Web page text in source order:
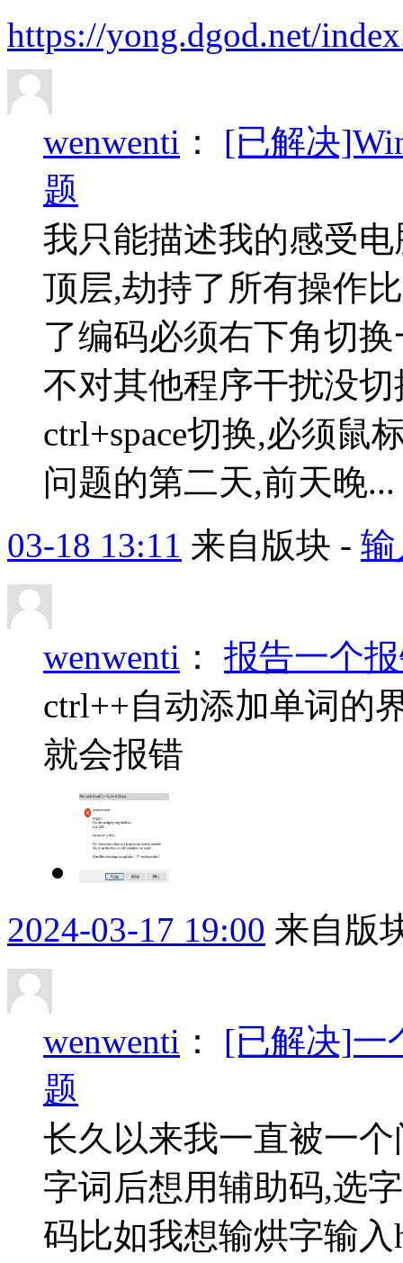
https://yong.dgod.net/
wenwenti ： [已解决
题
我只能描述我的感受
顶层,劫持了所有操作
了编码必须右下角切
不对其他程序干扰没
ctrl+space切换,必须鼠
问题的第二天,前天晚...
03-18 13:11 来自版块 -
wenwenti ： 报告一个
ctrl++自动添加单词的
就会报错
2024-03-17 19:00 来自版
wenwenti ： [已解决]一
题
长久以来我一直被一
字词后想用辅助码,选
码比如我想输烘字输